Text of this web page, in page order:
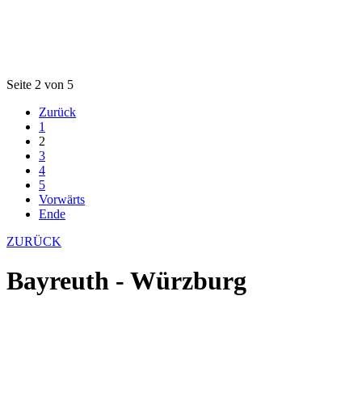
Seite 2 von 5
Zurück
1
2
3
4
5
Vorwärts
Ende
ZURÜCK
Bayreuth - Würzburg